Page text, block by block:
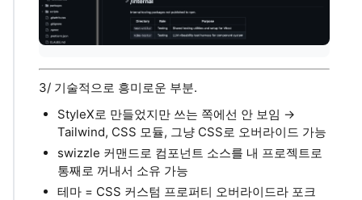
3/ 기술적으로 흥미로운 부분.
StyleX로 만들었지만 쓰는 쪽에선 안 보임 →
Tailwind, CSS 모듈, 그냥 CSS로 오버라이드 가능
swizzle 커맨드로 컴포넌트 소스를 내 프로젝트로
통째로 꺼내서 소유 가능
테마 = CSS 커스텀 프로퍼티 오버라이드라 포크